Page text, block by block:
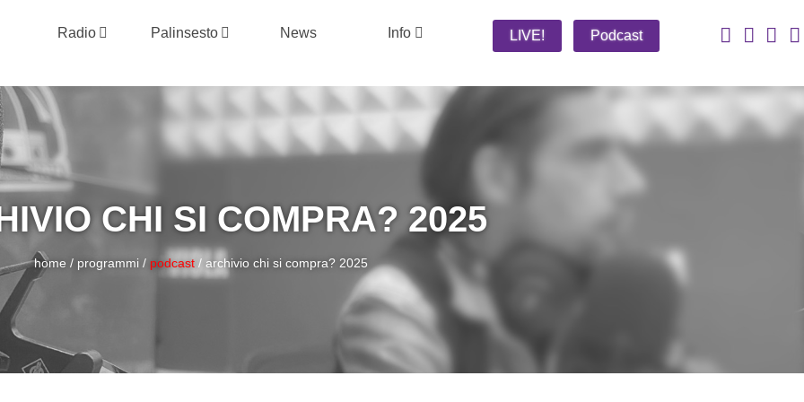
Radio Palinsesto News Info LIVE! Podcast
CHI SI COMPRA? 2025
home / programmi / podcast / archivio chi si compra? 2025